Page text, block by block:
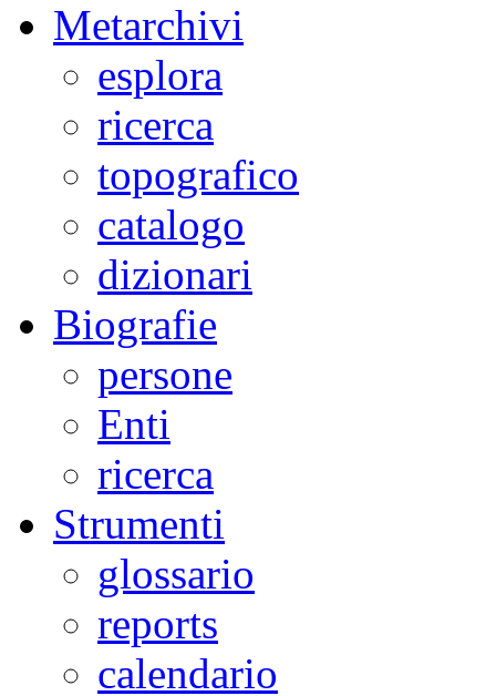
Metarchivi
esplora
ricerca
topografico
catalogo
dizionari
Biografie
persone
Enti
ricerca
Strumenti
glossario
reports
calendario